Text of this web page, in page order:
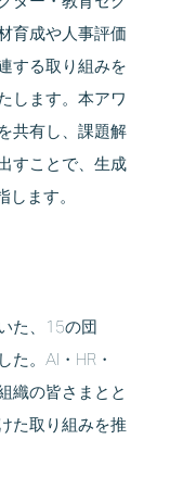
育成や人事評価
する取り組みを
します。本アワ
共有し、課題解
すことで、生成
ます。
た、15の団
。AI・HR・
織の皆さまとと
た取り組みを推